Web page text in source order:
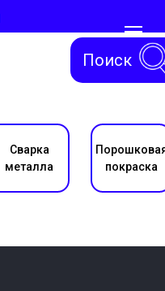
Поиск
Сварка
металла
покраска